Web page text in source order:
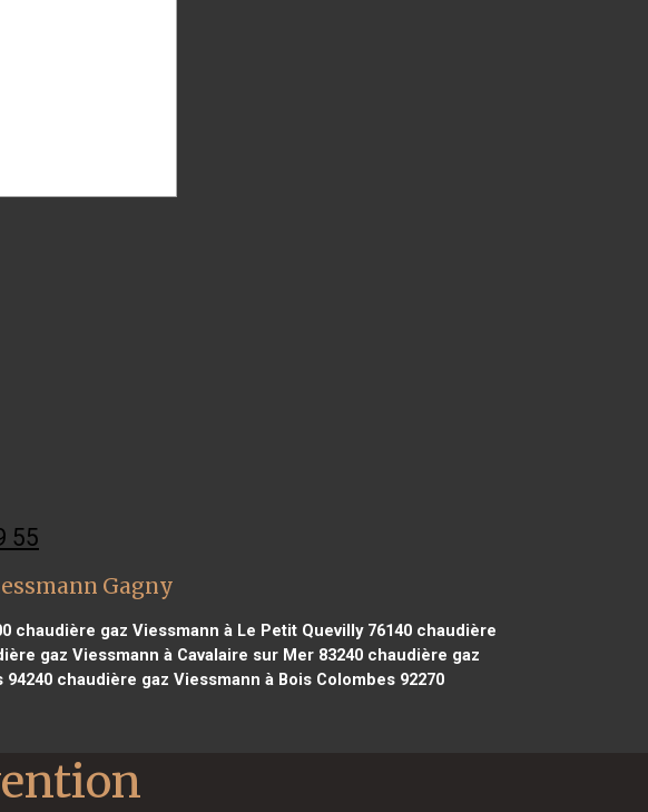
55
Gagny
chaudière gaz Viessmann à Le Petit Quevilly 76140 chaudière
gaz Viessmann à Cavalaire sur Mer 83240 chaudière gaz
94240 chaudière gaz Viessmann à Bois Colombes 92270